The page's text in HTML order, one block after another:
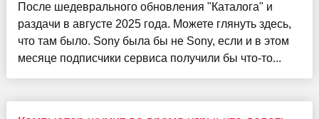
После шедеврального обновления "Каталога" и
раздачи в августе 2025 года. Можете глянуть здесь,
что там было. Sony была бы не Sony, если и в этом
месяце подписчики сервиса получили бы что-то...